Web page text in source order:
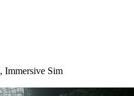
, Immersive Sim